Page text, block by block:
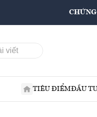
TIÊU ĐIỂMĐẦU